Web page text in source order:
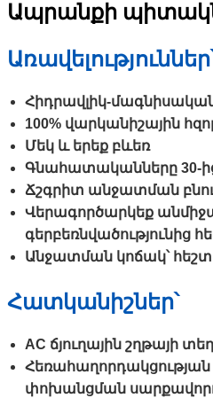
Ապրանքի
Հիդրավլիկ-
100% վարկանիշային
Մեկ և երեք բևեռ
Գնահատականները 30-ից
Ճշգրիտ անջատման
Վերագործարկեք
գերբեռնվածությունից
Անջատման կոճակ՝
Հատկանիշներ՝
AC ճյուղային շղթայի
Հեռահաղորդակցության
փոխանցման